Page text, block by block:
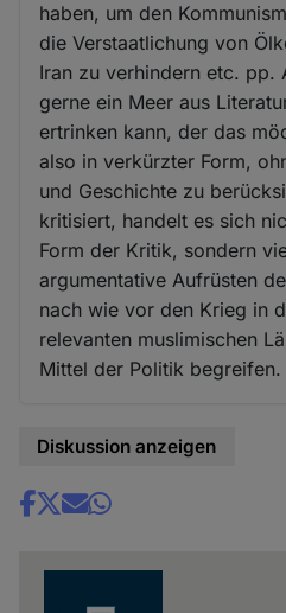
haben, um den
die Verstaatlichung von
Iran zu verhindern etc. pp.
gerne ein Meer aus
ertrinken kann, der das
also in verkürzter Form,
und Geschichte zu
kritisiert, handelt es sich
Form der Kritik, sondern
argumentative Aufrüsten
nach wie vor den Krieg in
relevanten muslimischen
Mittel der Politik begreifen.
Diskussion anzeigen
Share